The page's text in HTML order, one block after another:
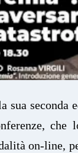
sua seconda
che
on-line,